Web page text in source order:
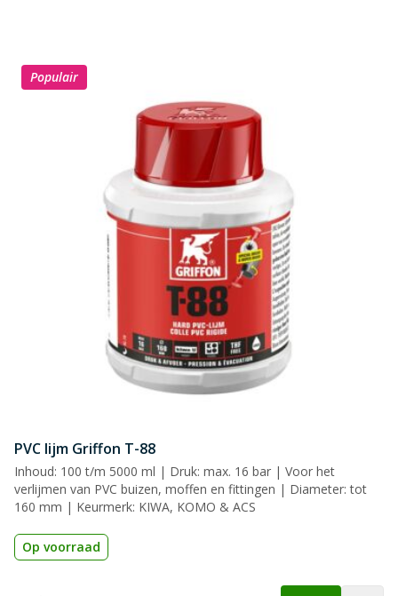
Populair
PVC lijm Griffon T-88
Inhoud: 100 t/m 5000 ml | Druk: max. 16 bar | Voor het
verlijmen van PVC buizen, moffen en fittingen | Diameter: tot
160 mm | Keurmerk: KIWA, KOMO & ACS
Op voorraad